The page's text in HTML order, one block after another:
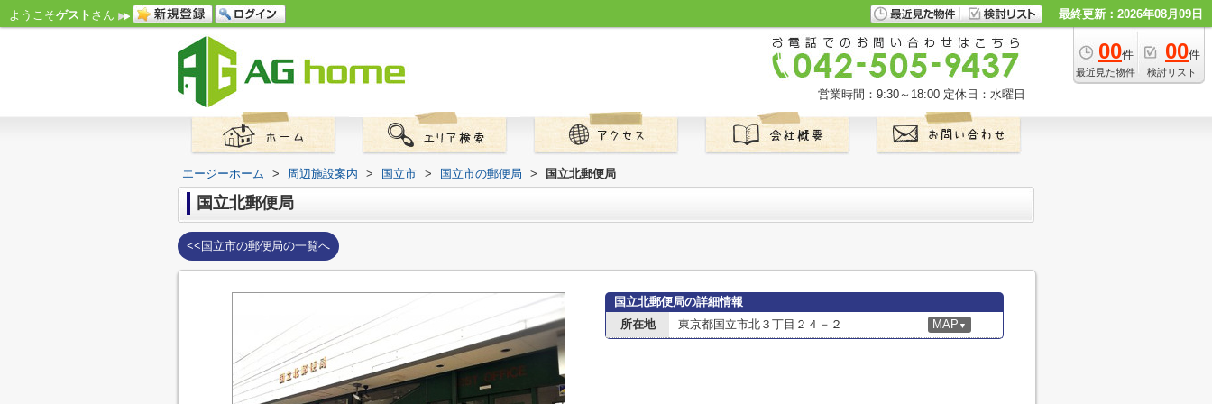
ようこそゲスト さん 最終更新：2026年08月09日
00件
最近見た物件
00件
検討リスト
営業時間：9:30～18:00 定休日：水曜日
エージーホーム > 周辺施設案内 > 国立市 > 国立市の郵便局 > 国立北郵便局
国立北郵便局
<<国立市の郵便局の一覧へ
国立北郵便局の詳細情報
所在地
東京都国立市北３丁目２４－２ MAP ▼